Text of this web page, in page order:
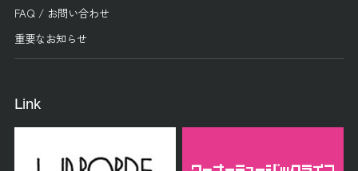
FAQ / お問い合わせ
重要なお知らせ
Link